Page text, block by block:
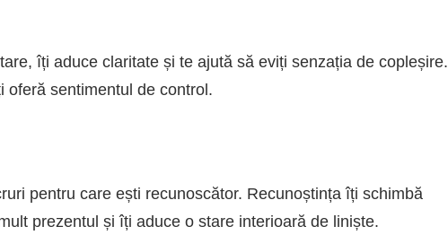
îți aduce claritate și te ajută să eviți senzația de copleșire.
oferă sentimentul de control.
pentru care ești recunoscător. Recunoștința îți schimbă
prezentul și îți aduce o stare interioară de liniște.